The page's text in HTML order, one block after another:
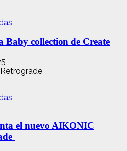
Baby collection de Create
el nuevo AIKONIC